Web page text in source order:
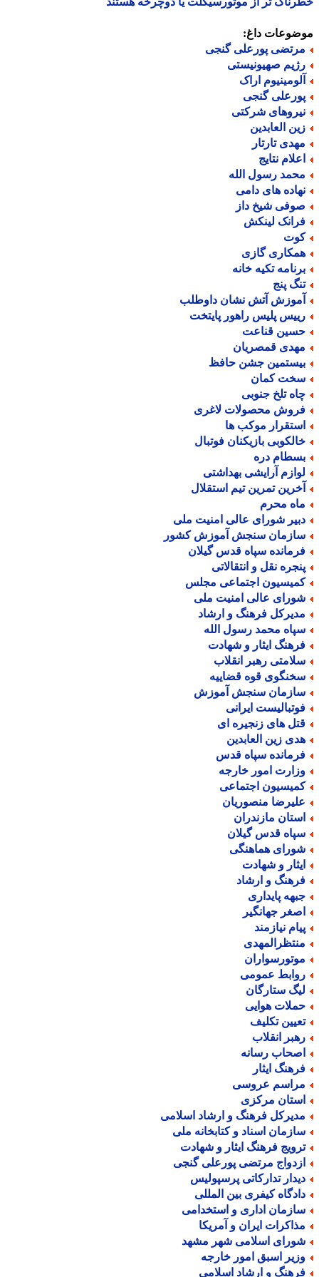
داغ:
پورعلی گنجی
صهیونیستی
اراک
گنجی
شرکتی
العابدین
تارتار
نتایج
رسول الله
های دامی
شیخ داز
لینکش
گازی
تکیه خانه
پنج
آتش نشان داوطلب
پلیس راهور پایتخت
قناعت
قمصریان
جشن حافظ
کمان
تلخ جنوبی
محصولات لاغری
موکب ها
بازیکنان فوتبال
دره
آرایشی بهداشتی
تمرین تیم استقلال
محرم
شورای عالی امنیت ملی
سنجش آموزش کشور
سپاه قدس گیلان
نقل و انتقالاتی
اجتماعی مجلس
عالی امنیت ملی
فرهنگ و ارشاد
محمد رسول الله
ایثار و شهادت
رهبر انقلاب
قوه قضاییه
سنجش آموزش
ایرانی
های زنجیره ای
زین العابدین
سپاه قدس
امور خارجه
اجتماعی
منصوریان
مازندران
قدس گیلان
هماهنگی
و شهادت
و ارشاد
پایداری
جهانگیر
نیازمند
عمومی
ستارگان
هوایی
تکلیف
انقلاب
رسانه
ایثار
عروسی
مرکزی
فرهنگ و ارشاد اسلامی
اسناد و کتابخانه ملی
فرهنگ ایثار و شهادت
مرتضی پورعلی گنجی
تدارکاتی پرسپولیس
کیفری بین المللی
اداری و استخدامی
ایران و آمریکا
اسلامی شهر مشهد
اسبق امور خارجه
و ارشاد اسلامی